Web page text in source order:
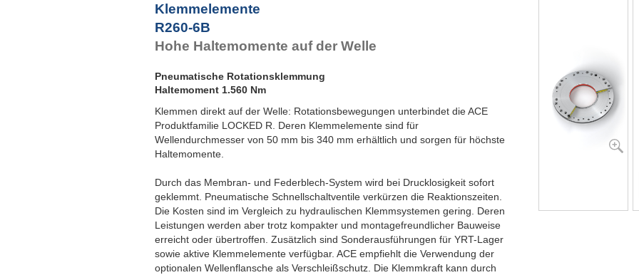
R160-6B
R180-4B
R180-6B
R200-4B
R260-6B
Klemmelemente
R260-6B
Hohe Haltemomente auf der Welle
Pneumatische Rotationsklemmung
Haltemoment 1.560 Nm
Klemmen direkt auf der Welle: Rotationsbewegungen unterbindet die ACE
Produktfamilie LOCKED R. Deren Klemmelemente sind für
Wellendurchmesser von 50 mm bis 340 mm erhältlich und sorgen für höchste
Haltemomente.
Durch das Membran- und Federblech-System wird bei Drucklosigkeit sofort
geklemmt. Pneumatische Schnellschaltventile verkürzen die Reaktionszeiten.
Die Kosten sind im Vergleich zu hydraulischen Klemmsystemen gering. Deren
Leistungen werden aber trotz kompakter und montagefreundlicher Bauweise
erreicht oder übertroffen. Zusätzlich sind Sonderausführungen für YRT-Lager
sowie aktive Klemmelemente verfügbar. ACE empfiehlt die Verwendung der
optionalen Wellenflansche als Verschleißschutz. Die Klemmkraft kann durch